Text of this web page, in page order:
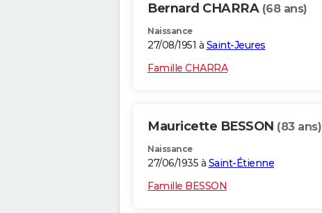
Bernard CHARRA (68 ans)
Naissance
27/08/1951 à Saint-Jeures
Famille CHARRA
Mauricette BESSON (83 ans)
Naissance
27/06/1935 à Saint-Étienne
Famille BESSON